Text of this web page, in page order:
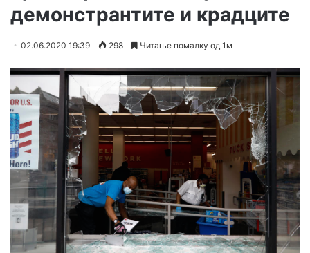
демонстрантите и крадците
02.06.2020 19:39 298 Читање помалку од 1м